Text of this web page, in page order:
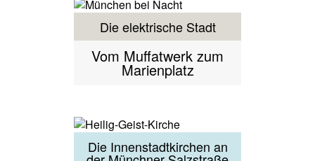
Die elektrische Stadt
Vom Muffatwerk zum
Marienplatz
Die Innenstadtkirchen an